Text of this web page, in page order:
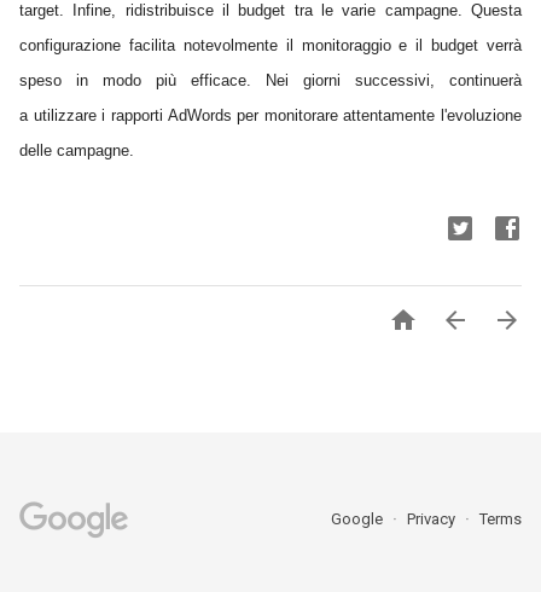
target. Infine, ridistribuisce il budget tra le varie campagne. Questa
configurazione facilita notevolmente il monitoraggio e il budget verrà
speso in modo più efficace. Nei giorni successivi, continuerà
a utilizzare i rapporti AdWords per monitorare attentamente l'evoluzione
delle campagne.
  
Google Privacy Terms